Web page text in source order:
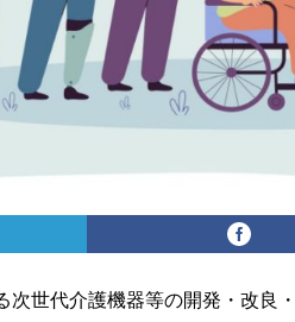
世代介護機器等の開発・改良